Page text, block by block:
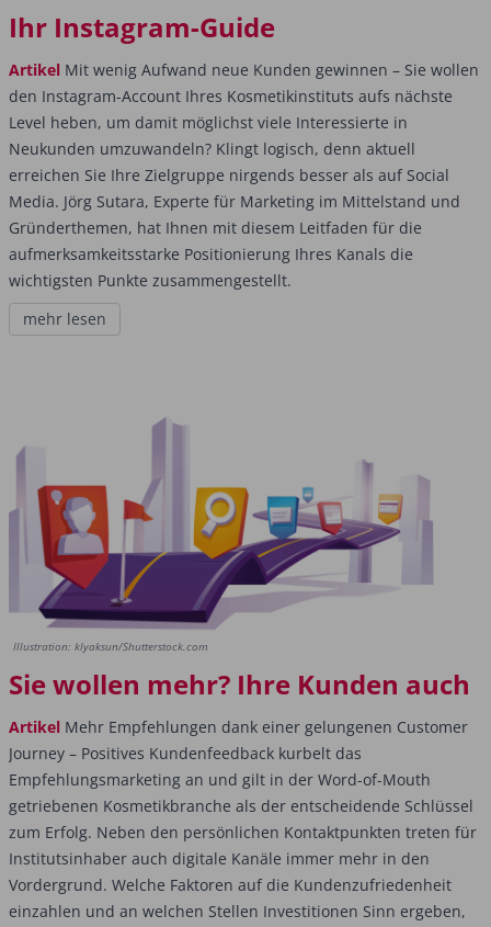
Ihr Instagram-Guide
Artikel Mit wenig Aufwand neue Kunden gewinnen – Sie wollen
den Instagram-Account Ihres Kosmetikinstituts aufs nächste
Level heben, um damit möglichst viele Interessierte in
Neukunden umzuwandeln? Klingt logisch, denn aktuell
erreichen Sie Ihre Zielgruppe nirgends besser als auf Social
Media. Jörg Sutara, Experte für Marketing im Mittelstand und
Gründerthemen, hat Ihnen mit diesem Leitfaden für die
aufmerksamkeitsstarke Positionierung Ihres Kanals die
wichtigsten Punkte zusammengestellt.
mehr lesen
Illustration: klyaksun/Shutterstock.com
Sie wollen mehr? Ihre Kunden auch
Artikel Mehr Empfehlungen dank einer gelungenen Customer
Journey – Positives Kundenfeedback kurbelt das
Empfehlungsmarketing an und gilt in der Word-of-Mouth
getriebenen Kosmetikbranche als der entscheidende Schlüssel
zum Erfolg. Neben den persönlichen Kontaktpunkten treten für
Institutsinhaber auch digitale Kanäle immer mehr in den
Vordergrund. Welche Faktoren auf die Kundenzufriedenheit
einzahlen und an welchen Stellen Investitionen Sinn ergeben,